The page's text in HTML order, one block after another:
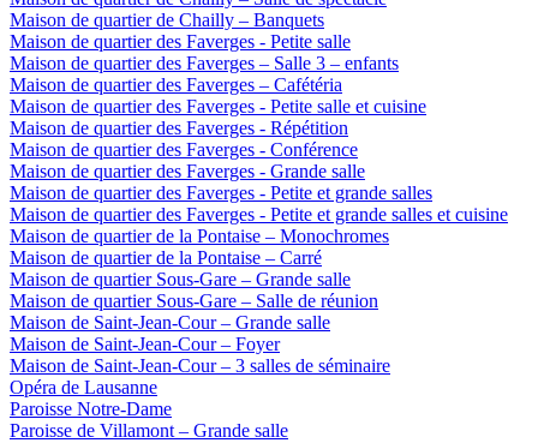
Maison de quartier de Chailly – Banquets
Maison de quartier des Faverges - Petite salle
Maison de quartier des Faverges – Salle 3 – enfants
Maison de quartier des Faverges – Cafétéria
Maison de quartier des Faverges - Petite salle et cuisine
Maison de quartier des Faverges - Répétition
Maison de quartier des Faverges - Conférence
Maison de quartier des Faverges - Grande salle
Maison de quartier des Faverges - Petite et grande salles
Maison de quartier des Faverges - Petite et grande salles et cuisine
Maison de quartier de la Pontaise – Monochromes
Maison de quartier de la Pontaise – Carré
Maison de quartier Sous-Gare – Grande salle
Maison de quartier Sous-Gare – Salle de réunion
Maison de Saint-Jean-Cour – Grande salle
Maison de Saint-Jean-Cour – Foyer
Maison de Saint-Jean-Cour – 3 salles de séminaire
Opéra de Lausanne
Paroisse Notre-Dame
Paroisse de Villamont – Grande salle